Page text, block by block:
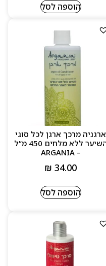
הוספה לסל
ארגניה מרכך ארגן לכל סוגי
השיער ללא מלחים 450 מ”ל
– ARGANIA
₪ 34.00
הוספה לסל